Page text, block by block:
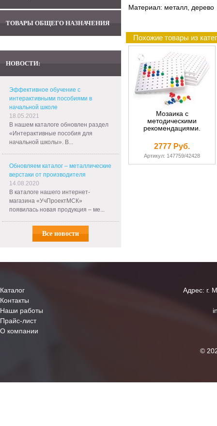
ТОВАРЫ ОБЩЕГО НАЗНАЧЕНИЯ
НОВОСТИ:
Эффективное обучение с
интерактивными пособиями в
начальной школе
18.05.2021
В нашем каталоге обновлен раздел
«Интерактивные пособия для
начальной школы». В...
Обновляем каталог – металлические
верстаки от производителя
14.08.2020
В каталоге нашего интернет-
магазина «УчПроектМСК»
появилась новая продукция – ме...
Все новости
Материал: металл, дерево
Похожие товары из
Мозаика с
методическими
рекомендациями.
2777 Руб.
Артикул: 147759/42428
Каталог
Контакты
Наши работы
Прайс-лист
О компании
Адрес: г.
©